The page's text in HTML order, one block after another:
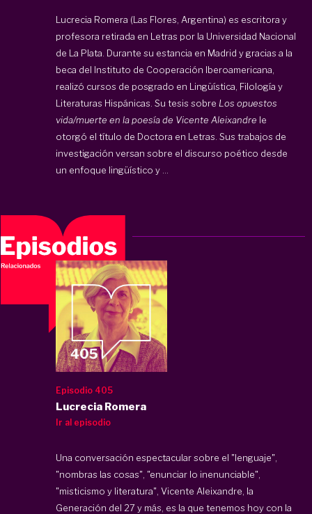
Lucrecia Romera (Las Flores, Argentina) es escritora y
profesora retirada en Letras por la Universidad Nacional
de La Plata. Durante su estancia en Madrid y gracias a la
beca del Instituto de Cooperación Iberoamericana,
realizó cursos de posgrado en Lingüística, Filología y
Literaturas Hispánicas. Su tesis sobre Los opuestos
vida/muerte en la poesía de Vicente Aleixandre le
otorgó el título de Doctora en Letras. Sus trabajos de
investigación versan sobre el discurso poético desde
un enfoque lingüístico y ...
Episodio 405
Lucrecia Romera
Ir al episodio
Una conversación espectacular sobre el "lenguaje",
"nombras las cosas", "enunciar lo inenunciable",
"misticismo y literatura", Vicente Aleixandre, la
Generación del 27 y más, es la que tenemos hoy con la